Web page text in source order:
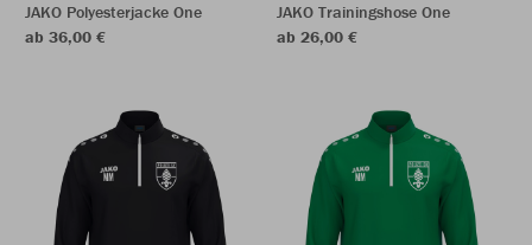
JAKO Polyesterjacke One
ab 36,00 €
JAKO Trainingshose One
ab 26,00 €